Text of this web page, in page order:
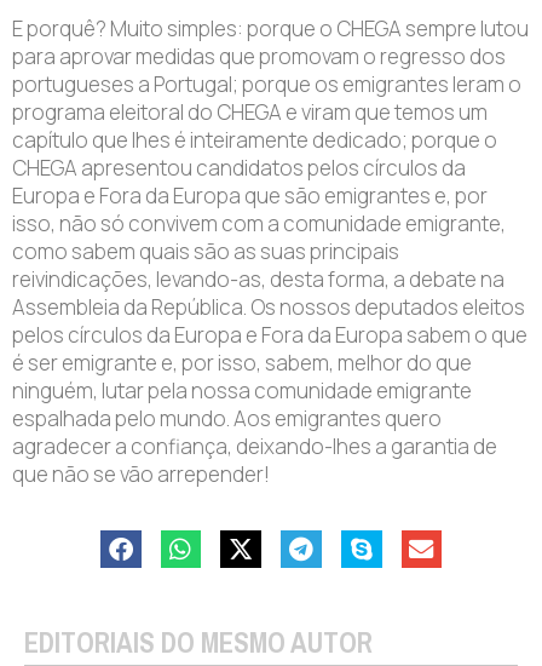
E porquê? Muito simples: porque o CHEGA sempre lutou
para aprovar medidas que promovam o regresso dos
portugueses a Portugal; porque os emigrantes leram o
programa eleitoral do CHEGA e viram que temos um
capítulo que lhes é inteiramente dedicado; porque o
CHEGA apresentou candidatos pelos círculos da
Europa e Fora da Europa que são emigrantes e, por
isso, não só convivem com a comunidade emigrante,
como sabem quais são as suas principais
reivindicações, levando-as, desta forma, a debate na
Assembleia da República. Os nossos deputados eleitos
pelos círculos da Europa e Fora da Europa sabem o que
é ser emigrante e, por isso, sabem, melhor do que
ninguém, lutar pela nossa comunidade emigrante
espalhada pelo mundo. Aos emigrantes quero
agradecer a confiança, deixando-lhes a garantia de
que não se vão arrepender!
EDITORIAIS DO MESMO AUTOR